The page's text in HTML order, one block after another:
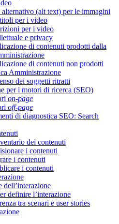
alternativo (alt text) per le immagini
per i video
per i video
e privacy
di contenuti prodotti dalla
di contenuti non prodotti
Amministrazione
dei soggetti ritratti
per i motori di ricerca (SEO)
on-page
off-page
di diagnostica SEO: Search
dei contenuti
i contenuti
i contenuti
i contenuti
dell’interazione
definire l’interazione
tra scenari e user stories